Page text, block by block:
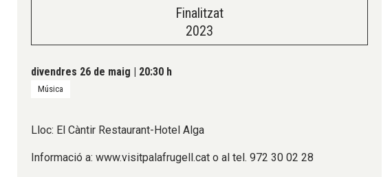
Finalitzat
2023
divendres 26 de maig | 20:30 h
Música
Lloc: El Càntir Restaurant-Hotel Alga
Informació a: www.visitpalafrugell.cat o al tel. 972 30 02 28